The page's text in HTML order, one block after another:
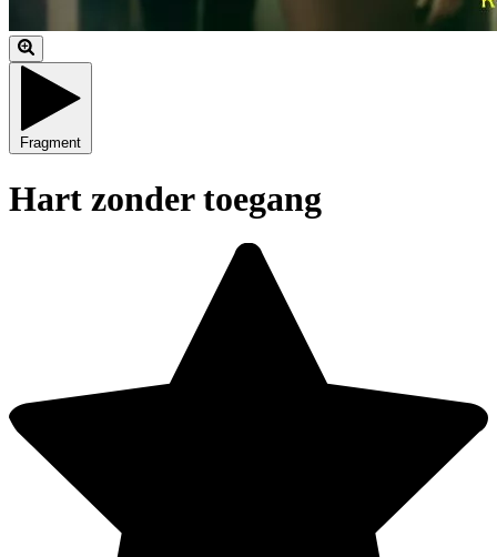
Fragment
Hart zonder toegang